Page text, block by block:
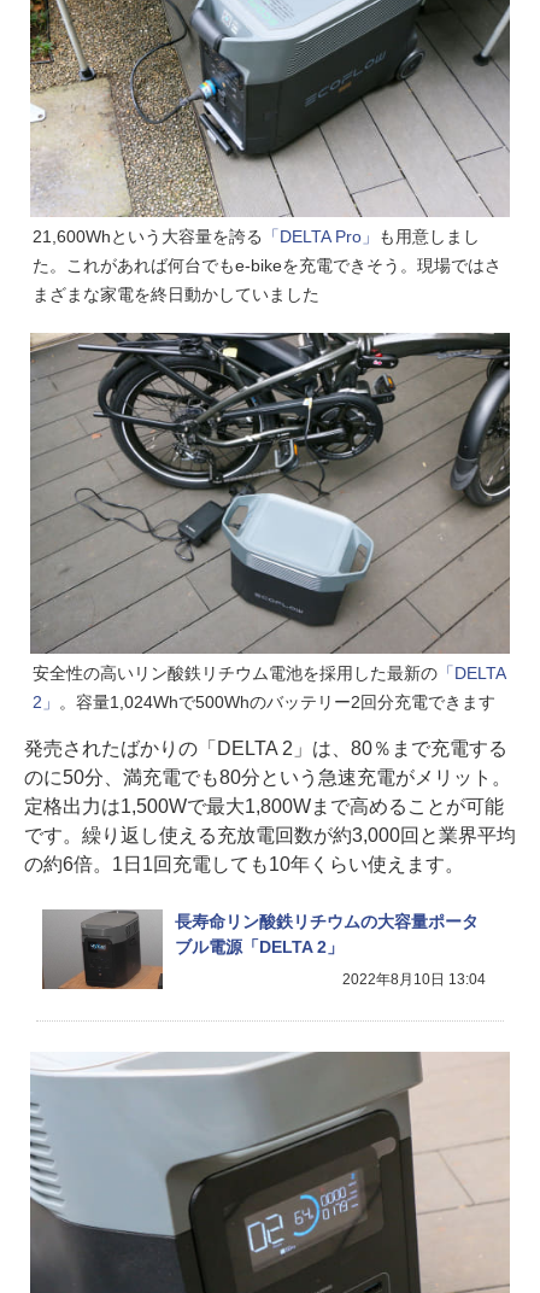
21,600Whという大容量を誇る 「DELTA Pro」
も用意しまし
た。これがあれば何台でもe-bikeを充電できそう。現場ではさ
まざまな家電を終日動かしていました
安全性の高いリン酸鉄リチウム電池を採用した最新の「DELTA
2」
。容量1,024Whで500Whのバッテリー2回分充電できます
発売されたばかりの「DELTA 2」は、80％まで充電する
のに50分、満充電でも80分という急速充電がメリット。
定格出力は1,500Wで最大1,800Wまで高めることが可能
です。繰り返し使える充放電回数が約3,000回と業界平均
の約6倍。1日1回充電しても10年くらい使えます。
長寿命リン酸鉄リチウムの大容量ポータ
ブル電源「DELTA 2」
2022年8月10日 13:04